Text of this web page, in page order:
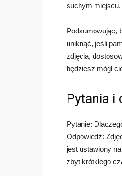
suchym
Podsumowując,
uniknąć, jeśli
zdjęcia,
będziesz mógł
Pytania i
Pytanie:
Odpowiedź:
jest ustawiony
zbyt krótkiego